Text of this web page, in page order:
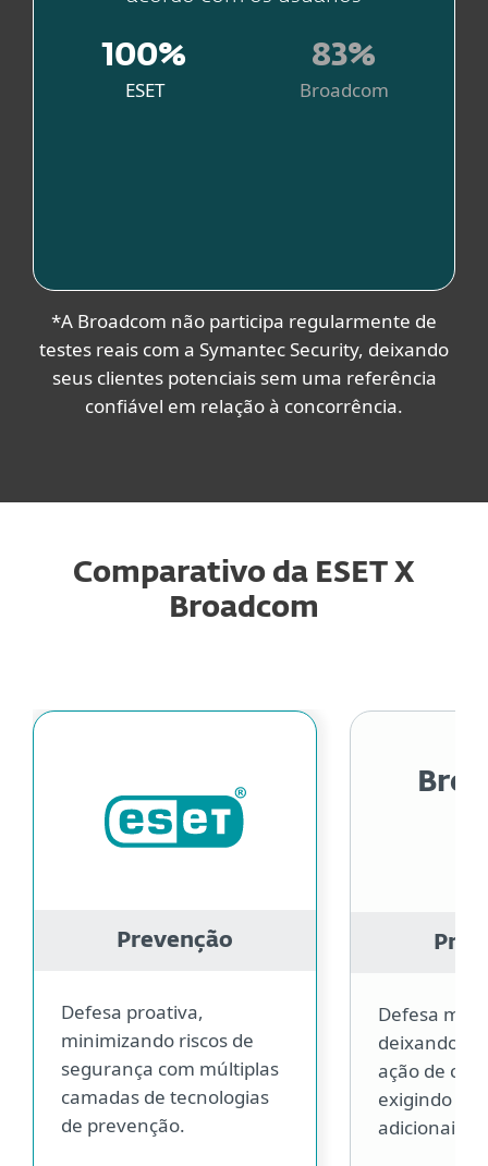
100%
ESET
83%
Broadcom
Fonte
*A Broadcom não participa regularmente de
testes reais com a Symantec Security, deixando
seus clientes potenciais sem uma referência
confiável em relação à concorrência.
Comparativo da ESET X
Broadcom
Prevenção
Defesa proativa,
minimizando riscos de
segurança com múltiplas
camadas de tecnologias
de prevenção.
Defesa
deixando
ação de
exigindo
adicionais.